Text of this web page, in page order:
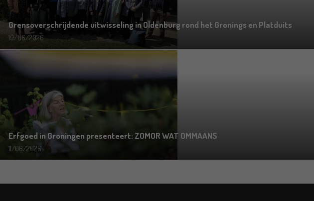
Grensoverschrijdende uitwisseling in Oldenburg rond het Gronings en Platduits
19/06/2026
Erfgoed in Groningen presenteert: ZOMOR WAT OMMAANS
11/06/2026